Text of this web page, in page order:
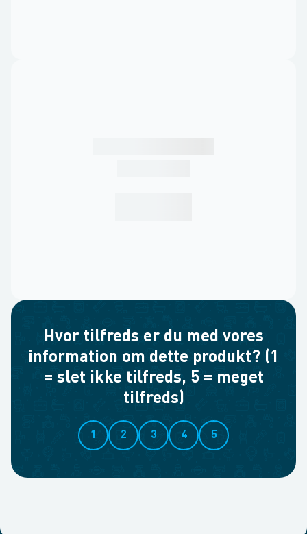
Hvor tilfreds er du med vores
information om dette produkt? (1
= slet ikke tilfreds, 5 = meget
tilfreds)
1 2 3 4 5